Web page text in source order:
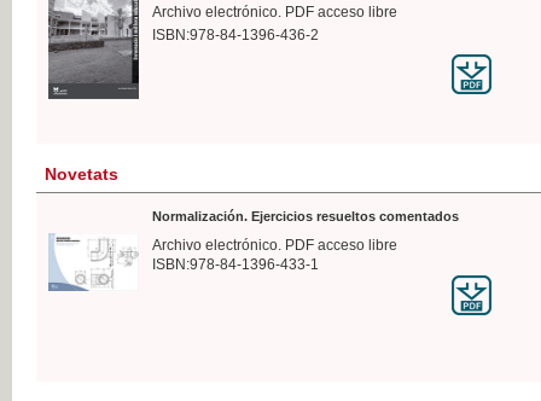
Archivo electrónico. PDF acceso libre
ISBN:978-84-1396-436-2
Novetats
Normalización. Ejercicios resueltos comentados
Archivo electrónico. PDF acceso libre
ISBN:978-84-1396-433-1